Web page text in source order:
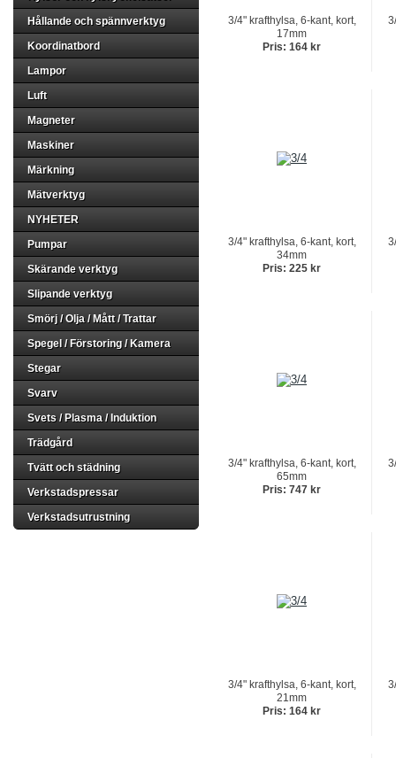
Hållande och spännverktyg
Koordinatbord
Lampor
Luft
Magneter
Maskiner
Märkning
Mätverktyg
NYHETER
Pumpar
Skärande verktyg
Slipande verktyg
Smörj / Olja / Mått / Trattar
Spegel / Förstoring / Kamera
Stegar
Svarv
Svets / Plasma / Induktion
Trädgård
Tvätt och städning
Verkstadspressar
Verkstadsutrustning
3/4" krafthylsa, 6-kant, kort,
17mm
Pris: 164 kr
3/4" krafthylsa, 6-kant, kort,
34mm
Pris: 225 kr
3/4" krafthylsa, 6-kant, kort,
65mm
Pris: 747 kr
3/4" krafthylsa, 6-kant, kort,
21mm
Pris: 164 kr